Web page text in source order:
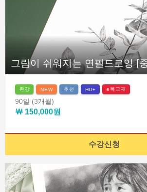
그림이 쉬워지는 연필드로잉 [
완강 NEW 추천 HD+ e북교재
90일 (3개월)
￦ 150,000원
수강신청